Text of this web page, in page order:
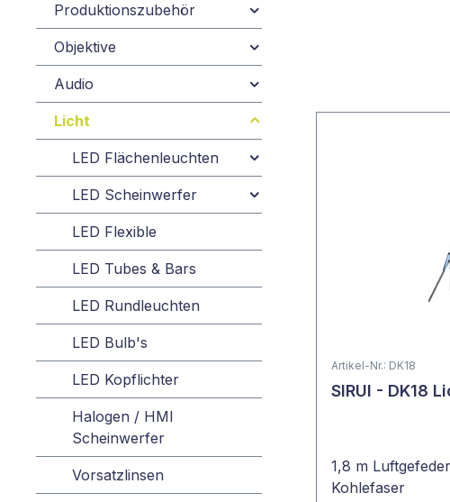
Produktionszubehör
Objektive
Audio
Licht
LED Flächenleuchten
LED Scheinwerfer
LED Flexible
LED Tubes & Bars
LED Rundleuchten
LED Bulb's
LED Kopflichter
Halogen / HMI
Scheinwerfer
Vorsatzlinsen
Artikel-Nr.: DK18
SIRUI - DK18
1,8 m
Kohlefaser